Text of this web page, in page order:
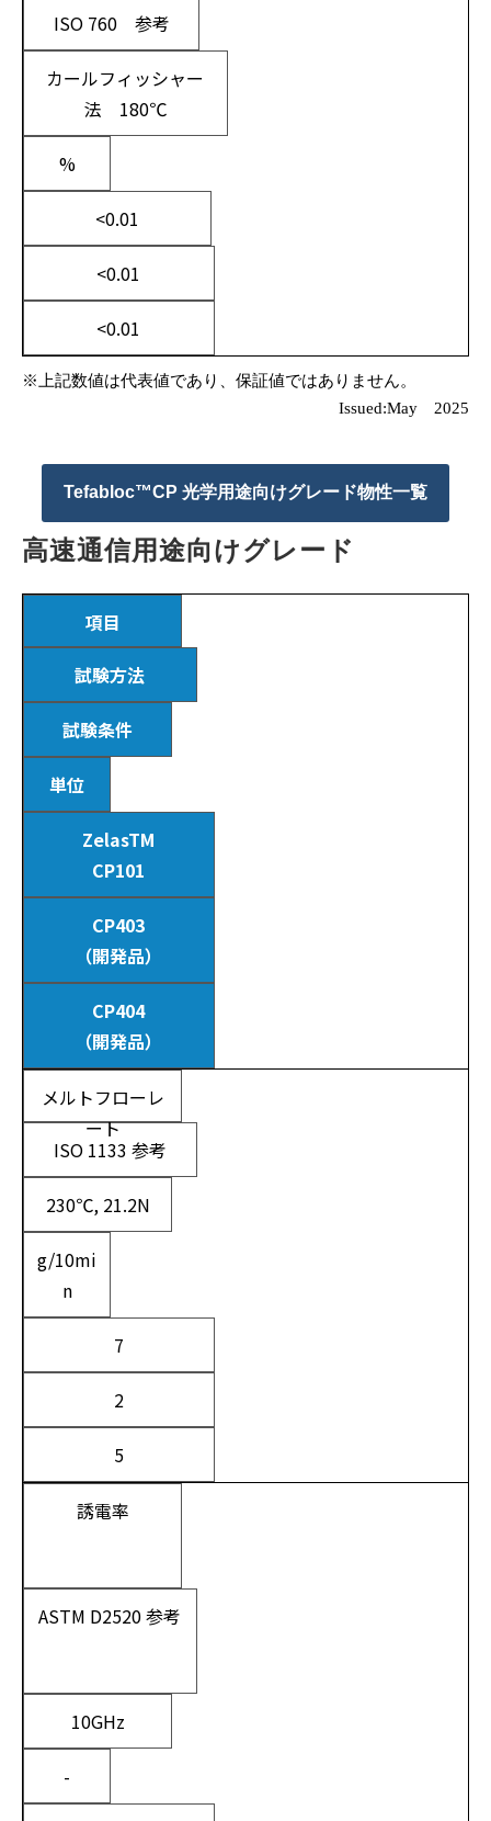
ISO 760 参考
カールフィッシャー
法 180℃
%
<0.01
<0.01
<0.01
※上記数値は代表値であり、保証値ではありません。
Issued:May　2025
Tefabloc™CP 光学用途向けグレード物性一覧
高速通信用途向けグレード
項目
試験方法
試験条件
単位
ZelasTM
CP101
CP403
（開発品）
CP404
（開発品）
メルトフローレ
ート
ISO 1133 参考
230℃, 21.2N
g/10mi
n
7
2
5
誘電率
ASTM D2520 参考
10GHz
-